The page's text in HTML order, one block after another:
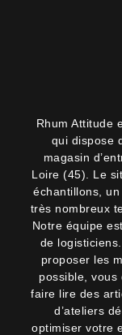
Rhum Attitude
qui dispose
magasin
Loire (45). Le
échantillons,
très nombreux
Notre équipe
de
proposer les
possible, vous
faire lire des
d’ateliers
optimiser votre